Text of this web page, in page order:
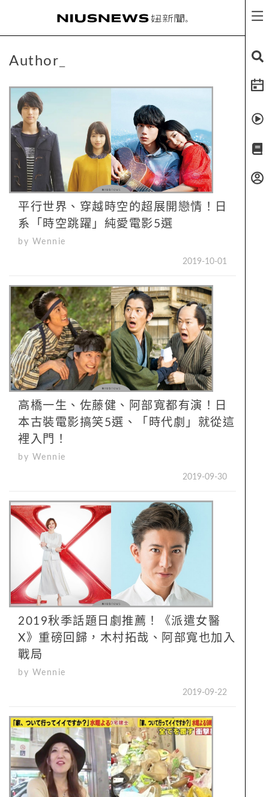
Author
平行世界、穿越時空的超展開戀情！日
系「時空跳躍」純愛電影5選
by Wennie
2019-10-01
高橋一生、佐藤健、阿部寬都有演！日
本古裝電影搞笑5選、「時代劇」就從這
裡入門！
by Wennie
2019-09-30
2019秋季話題日劇推薦！《派遣女醫
X》重磅回歸，木村拓哉、阿部寬也加入
戰局
by Wennie
2019-09-22